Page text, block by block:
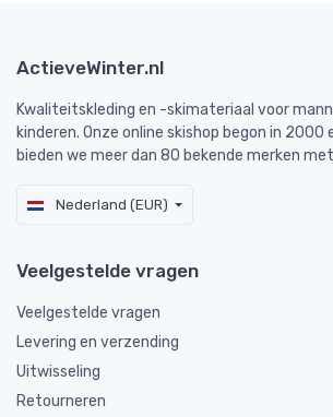
ActieveWinter.nl
Kwaliteitskleding en -skimateriaal voor
kinderen. Onze online skishop begon in 2000
bieden we meer dan 80 bekende merken
Nederland (EUR)
Veelgestelde vragen
Veelgestelde vragen
Levering en verzending
Uitwisseling
Retourneren